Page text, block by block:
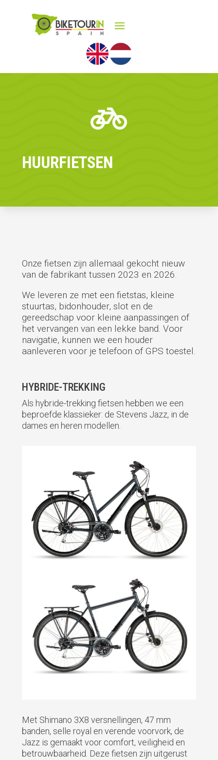

HUURFIETSEN
Onze fietsen zijn allemaal gekocht nieuw
van de fabrikant tussen 2023 en 2026.
We leveren ze met een fietstas, kleine
stuurtas, bidonhouder, slot en de
gereedschap voor kleine aanpassingen of
het vervangen van een lekke band. Voor
navigatie, kunnen we een houder
aanleveren voor je telefoon of GPS toestel.
HYBRIDE-TREKKING
Als hybride-trekking fietsen hebben we een
beproefde klassieker: de Stevens Jazz, in de
dames en heren modellen.
Met Shimano 3X8 versnellingen, 47 mm
banden, selle royal en verende voorvork, de
Jazz is gemaakt voor comfort, veiligheid en
betrouwbaarheid. Deze fietsen zijn uitgerust